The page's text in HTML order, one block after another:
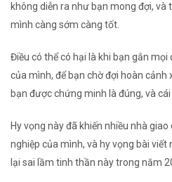
không diễn ra như bạn mong đợi, và
mình càng sớm càng tốt.
Điều có thể có hại là khi bạn gắn
của mình, để bạn chờ đợi hoàn cảnh
bạn được chứng minh là đúng, và
Hy vọng này đã khiến nhiều nhà
nghiệp của mình, và hy vọng bài viết
lại sai lầm tinh thần này trong năm